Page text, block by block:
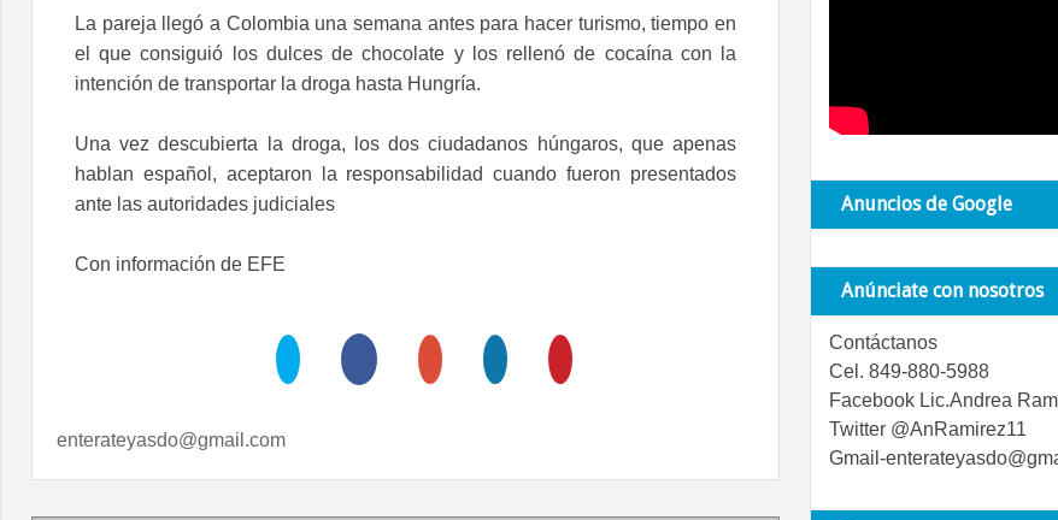
La pareja llegó a Colombia una semana antes para hacer turismo, tiempo en
el que consiguió los dulces de chocolate y los rellenó de cocaína con la
intención de transportar la droga hasta Hungría.
Una vez descubierta la droga, los dos ciudadanos húngaros, que apenas
hablan español, aceptaron la responsabilidad cuando fueron presentados
ante las autoridades judiciales
Con información de EFE
enterateyasdo@gmail.com
Anuncios de Google
Anúnciate con nosotros
Contáctanos
Cel. 849-880-5988
Facebook Lic.Andrea
Twitter @AnRamirez11
Gmail-